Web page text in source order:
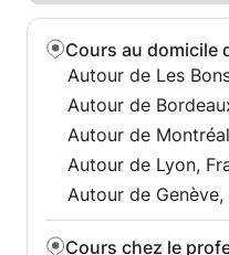
Préparation spécifique
(approfondissement
des capacités de
scientifique)
Cette démarche
puisqu'elle m'a conduit
intéressants avec mes
Cours au domicile
Autour de Les
Autour de
Autour de
Autour de Lyon,
Autour de Genève,
Cours chez le